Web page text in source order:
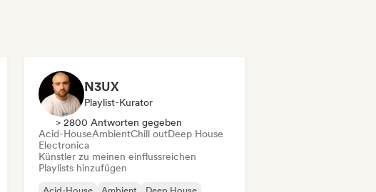
N3UX
Playlist-Kurator
> 2800 Antworten gegeben
Acid-HouseAmbientChill outDeep House
Electronica
Künstler zu meinen einflussreichen
Playlists hinzufügen